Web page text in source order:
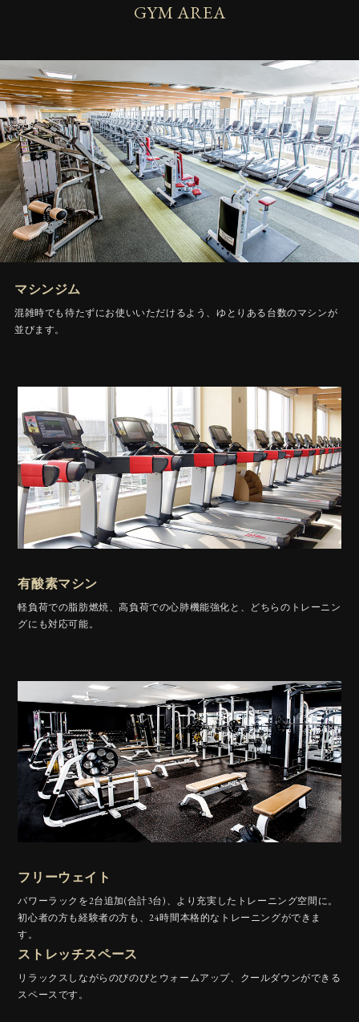
GYM AREA
マシンジム
混雑時でも待たずにお使いいただけるよう、ゆとりある台数のマシンが
並びます。
有酸素マシン
軽負荷での脂肪燃焼、高負荷での心肺機能強化と、どちらのトレーニン
グにも対応可能。
フリーウェイト
パワーラックを2台追加(合計3台)、より充実したトレーニング空間に。
初心者の方も経験者の方も、24時間本格的なトレーニングができま
す。
ストレッチスペース
リラックスしながらのびのびとウォームアップ、クールダウンができる
スペースです。